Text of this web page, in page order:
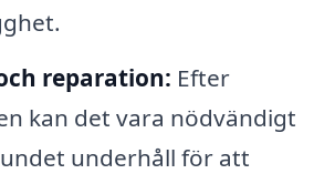
reparation: Efter
kan det vara nödvändigt
underhåll för att